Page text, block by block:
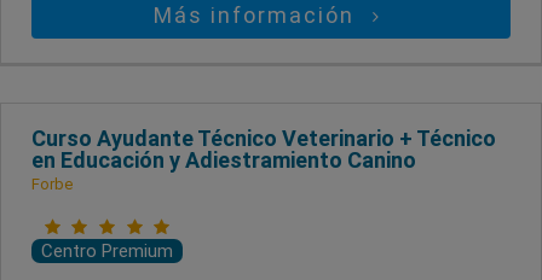
Más información
Curso Ayudante Técnico Veterinario + Técnico
en Educación y Adiestramiento Canino
Forbe
Centro Premium